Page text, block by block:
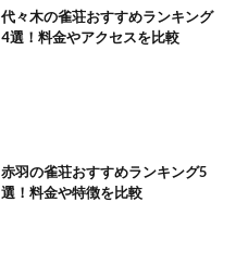
代々木の雀荘おすすめランキング
4選！料金やアクセスを比較
赤羽の雀荘おすすめランキング5
選！料金や特徴を比較